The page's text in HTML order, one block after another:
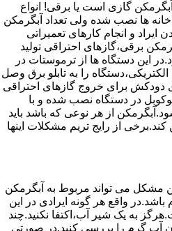
آبگرمکن گازی است یا برقی! انواع
ها نصب شده ولی تعداد آبگرمکن
و انجام کارهای تعمیراتی
برقی،گازهای احتراقی تولید
این دستگاه ها از ترموستات در
را به تابلو برق وصل
دودکش برای خروج گازهای احتراقی
در دستگاه نصب شده و با
از هر نوعی که باشد باید
از رایج تریم مشکلات اینها
مشکل می تواند مربوط به آبگرمکن
واقع هر گونه ایرادی در این
به یک شیر آب،اکتفا نکنید.چند
آب گرم را بررسی کنید.در صورتی